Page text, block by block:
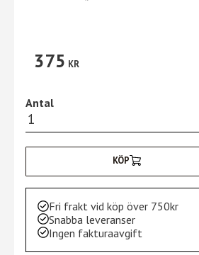
375 KR
Antal
KÖP
Fri frakt vid köp över 750kr
Snabba leveranser
Ingen fakturaavgift